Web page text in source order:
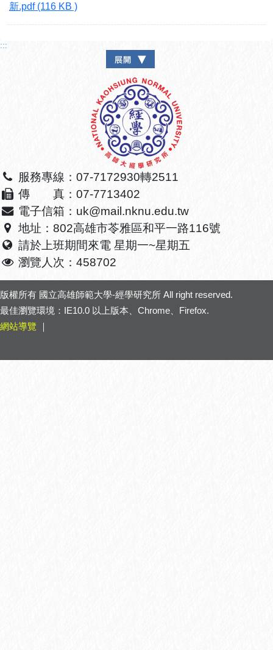
新.pdf (116 KB )
:::
服務專線：07-7172930轉2511
傳 真：07-7713402
電子信箱：uk@mail.nknu.edu.tw
地址：802高雄市苓雅區和平一路116號
請於上班期間來電 星期一~星期五
瀏覽人次：458702
版權所有 國立高雄師範大學-經學研究所 All right reserved.
最佳瀏覽環境：IE10.0 以上版本、Chrome、Firefox.
網站導覽 ｜